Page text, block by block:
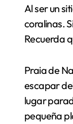
Al ser un
coralinas.
Recuerda
Praia de
escapar
lugar
pequeña